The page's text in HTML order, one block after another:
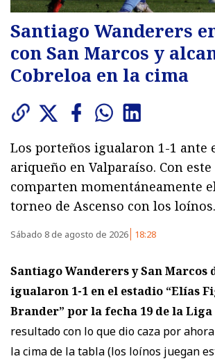
Santiago Wanderers
con San Marcos y
Cobreloa en la cima
Los porteños igualaron 1-1 ante
ariqueño en Valparaíso. Con
comparten momentáneamente
torneo de Ascenso con los loínos.
Sábado 8 de agosto de 2026 18:28
Santiago Wanderers y San Marcos
igualaron 1-1 en el estadio “Elías
Brander” por la fecha 19 de la Liga
resultado con lo que dio caza por
la cima de la tabla (los loínos juegan